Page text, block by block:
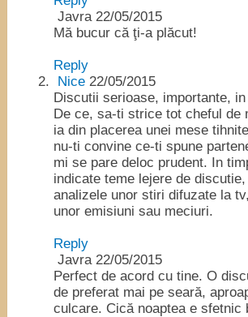
Javra 22/05/2015
Mă bucur că ţi-a plăcut!
Reply
Nice 22/05/2015
Discutii serioase, importante,
De ce, sa-ti strice tot cheful de
ia din placerea unei mese
nu-ti convine ce-ti spune
mi se pare deloc prudent. In
indicate teme lejere de
analizele unor stiri difuzate la
unor emisiuni sau meciuri.
Reply
Javra 22/05/2015
Perfect de acord cu tine. O
de preferat mai pe seară,
culcare. Cică noaptea e sfetnic